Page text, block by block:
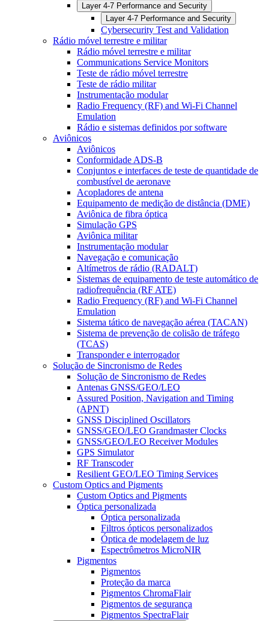
Layer 4-7 Performance and Security
Layer 4-7 Performance and Security
Cybersecurity Test and Validation
Rádio móvel terrestre e militar
Rádio móvel terrestre e militar
Communications Service Monitors
Teste de rádio móvel terrestre
Teste de rádio militar
Instrumentação modular
Radio Frequency (RF) and Wi-Fi Channel
Emulation
Rádio e sistemas definidos por software
Aviônicos
Aviônicos
Conformidade ADS-B
Conjuntos e interfaces de teste de quantidade de
combustível de aeronave
Acopladores de antena
Equipamento de medição de distância (DME)
Aviônica de fibra óptica
Simulação GPS
Aviônica militar
Instrumentação modular
Navegação e comunicação
Altímetros de rádio (RADALT)
Sistemas de equipamento de teste automático de
radiofrequência (RF ATE)
Radio Frequency (RF) and Wi-Fi Channel
Emulation
Sistema tático de navegação aérea (TACAN)
Sistema de prevenção de colisão de tráfego
(TCAS)
Transponder e interrogador
Solução de Sincronismo de Redes
Solução de Sincronismo de Redes
Antenas GNSS/GEO/LEO
Assured Position, Navigation and Timing
(APNT)
GNSS Disciplined Oscillators
GNSS/GEO/LEO Grandmaster Clocks
GNSS/GEO/LEO Receiver Modules
GPS Simulator
RF Transcoder
Resilient GEO/LEO Timing Services
Custom Optics and Pigments
Custom Optics and Pigments
Óptica personalizada
Óptica personalizada
Filtros ópticos personalizados
Óptica de modelagem de luz
Espectrômetros MicroNIR
Pigmentos
Pigmentos
Proteção da marca
Pigmentos ChromaFlair
Pigmentos de segurança
Pigmentos SpectraFlair